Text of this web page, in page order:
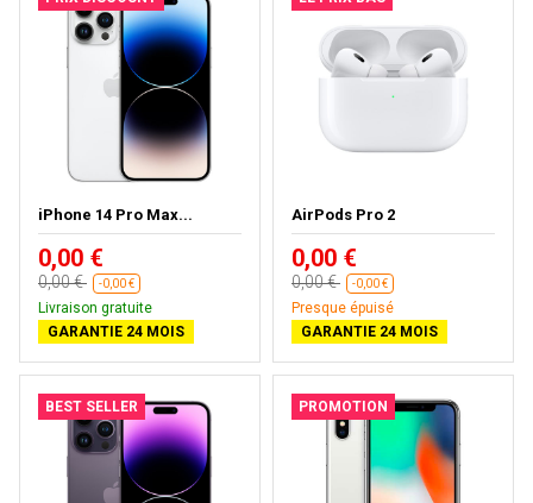
iPhone 14 Pro Max...
0,00 €
0,00 € -0,00 €
Livraison gratuite
GARANTIE 24 MOIS
AirPods Pro 2
0,00 €
0,00 € -0,00 €
Presque épuisé
GARANTIE 24 MOIS
BEST SELLER PROMOTION